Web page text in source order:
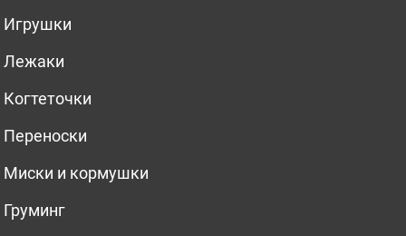
Игрушки
Лежаки
Когтеточки
Переноски
Миски и кормушки
Груминг